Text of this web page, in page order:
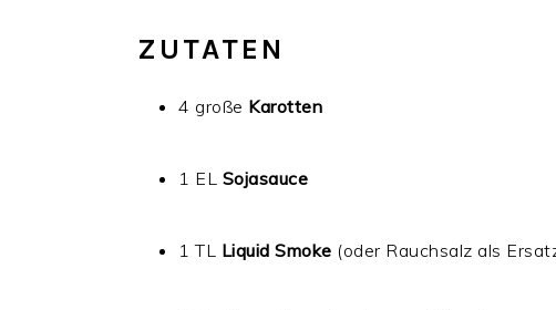
ZUTATEN
4 große Karotten
1 EL Sojasauce
1 TL Liquid Smoke (oder Rauchsalz als